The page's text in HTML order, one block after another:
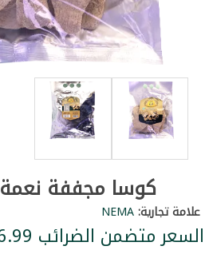
كوسا مجففة نعمة 12 قطعة
علامة تجارية:NEMA
السعر متضمن الضرائب ‏6.99 €